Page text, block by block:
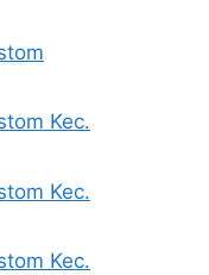
Kec.
Kec.
Kec.